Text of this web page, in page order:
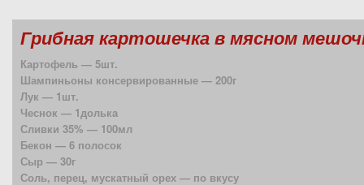
Грибная картошечка в мясном
Картофель — 5шт.
Шампиньоны консервированные — 200г
Лук — 1шт.
Чеснок — 1долька
Сливки 35% — 100мл
Бекон — 6 полосок
Сыр — 30г
Соль, перец, мускатный орех — по вкусу